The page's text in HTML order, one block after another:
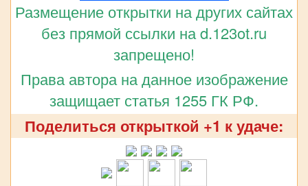
Размещение открытки на других сайтах
без прямой ссылки на d.123ot.ru
запрещено!
Права автора на данное изображение
защищает статья 1255 ГК РФ.
Поделиться открыткой +1 к удаче: